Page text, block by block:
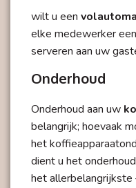
wilt u een
elke medewerker
serveren aan uw
Onderhoud
Onderhoud aan uw
belangrijk; hoevaak
hetkoffieapparaat
dient u het
het allerbelangrijkste